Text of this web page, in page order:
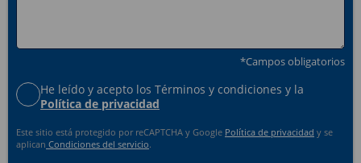
*Campos obligatorios
He leído y acepto los Términos y condiciones y la
Política de privacidad
Este sitio está protegido por reCAPTCHA y Google Política de privacidad y se
aplican Condiciones del servicio.